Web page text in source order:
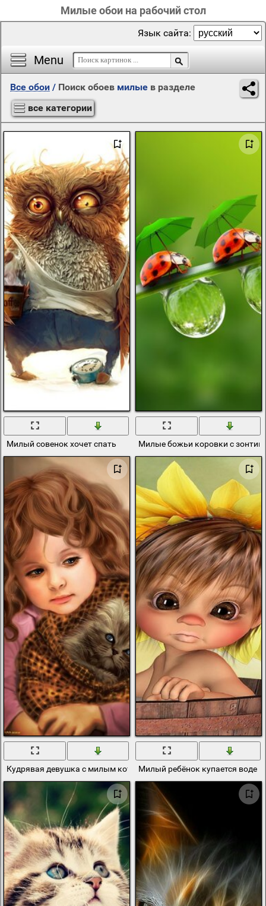
Милые обои на рабочий стол
Menu
Язык сайта:
Все обои / Поиск обоев милые в разделе
все категории
Милый совенок хочет спать Милые божьи коровки с
Кудрявая девушка с милым котенкомМилый ребёнок купается воде